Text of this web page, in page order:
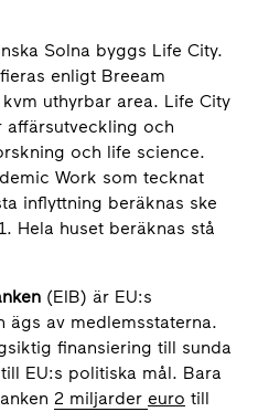
Solna byggs Life City.
enligt Breeam
uthyrbar area. Life City
affärsutveckling och
och life science.
Work som tecknat
inflyttning beräknas ske
Hela huset beräknas stå
(EIB) är EU:s
ägs av medlemsstaterna.
finansiering till sunda
EU:s politiska mål. Bara
2 miljarder euro till